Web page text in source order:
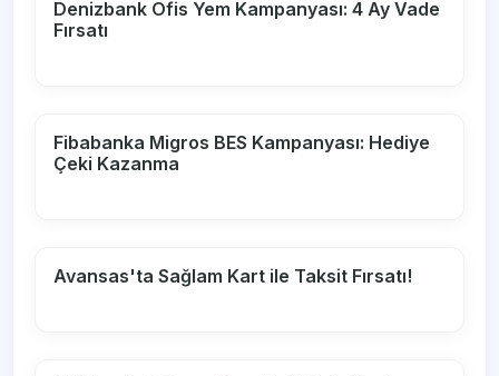
Denizbank Ofis Yem Kampanyası: 4 Ay Vade
Fırsatı
Fibabanka Migros BES Kampanyası: Hediye
Çeki Kazanma
Avansas'ta Sağlam Kart ile Taksit Fırsatı!